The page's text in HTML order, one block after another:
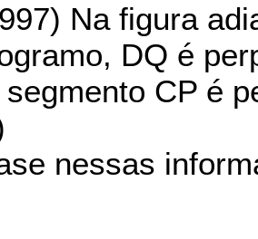
Na figura
DQ é
CP é
nessas